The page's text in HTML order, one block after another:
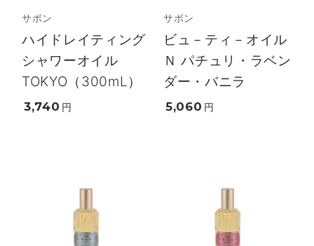
サボン
ハイドレイティング
シャワーオイル
TOKYO（300mL）
3,740 円
サボン
ビュ－ティ－オイル
Ｎ パチュリ・ラベン
ダー・バニラ
5,060 円